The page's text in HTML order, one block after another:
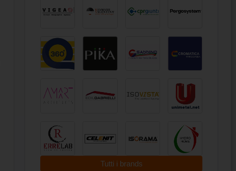
Tutti i brands